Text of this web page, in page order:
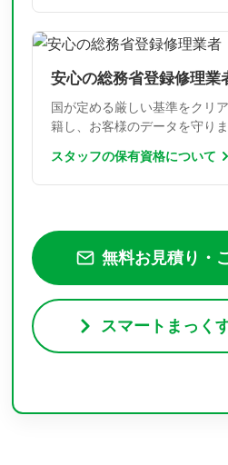
安心の総務省登録修理業
国が定める厳しい基準をクリ
籍し、お客様のデータを守りま
スタッフの保有資格について
無料お見積り・
スマートまっく